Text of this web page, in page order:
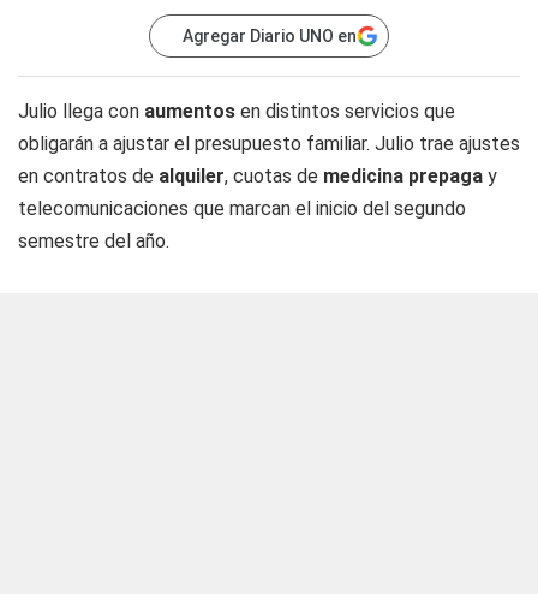
Agregar Diario UNO en
Julio llega con aumentos en distintos servicios que
obligarán a ajustar el presupuesto familiar. Julio trae ajustes
en contratos de alquiler, cuotas de medicina prepaga y
telecomunicaciones que marcan el inicio del segundo
semestre del año.